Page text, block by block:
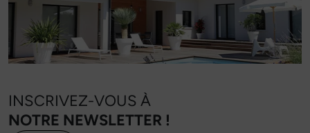
INSCRIVEZ-VOUS À
NOTRE NEWSLETTER !